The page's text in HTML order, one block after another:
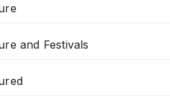
and Festivals